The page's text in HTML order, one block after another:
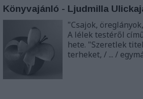
Könyvajánló - Ljudmilla
"Csajok,
A lélek testéről
hete. "Szeretlek
terheket, / ... /